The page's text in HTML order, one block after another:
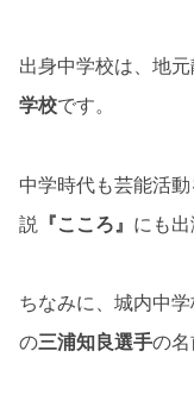
出身中学校は、地
学校です。
中学時代も芸能活
説 『こころ』 にも出
ちなみに、城内中
の三浦知良選手の名